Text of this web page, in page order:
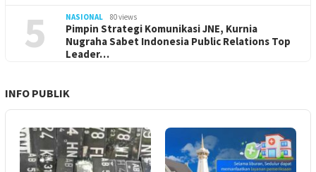
5 NASIONAL 80 views
Pimpin Strategi Komunikasi JNE, Kurnia
Nugraha Sabet Indonesia Public Relations Top
Leader…
INFO PUBLIK